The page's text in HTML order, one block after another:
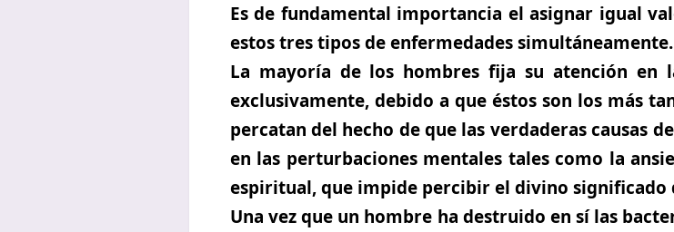
Es de fundamental importancia el asignar igual
estos tres tipos de enfermedades simultáneamente.
La mayoría de los hombres fija su atención en
exclusivamente, debido a que éstos son los más
percatan del hecho de que las verdaderas causas
en las perturbaciones mentales tales como la
espiritual, que impide percibir el divino significado
Una vez que un hombre ha destruido en sí las